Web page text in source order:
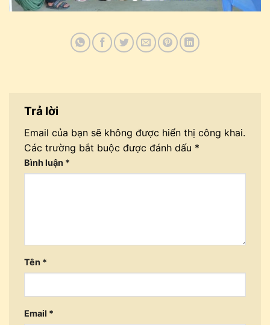
Trả lời
Email của bạn sẽ không được hiển thị công khai.
Các trường bắt buộc được đánh dấu *
Bình luận *
Tên *
Email *